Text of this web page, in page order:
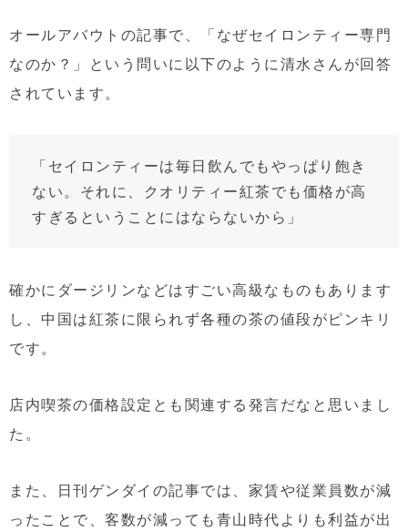
オールアバウトの記事で、「なぜセイロンティー専門
なのか？」という問いに以下のように清水さんが回答
されています。
「セイロンティーは毎日飲んでもやっぱり飽き
ない。それに、クオリティー紅茶でも価格が高
すぎるということにはならないから」
確かにダージリンなどはすごい高級なものもあります
し、中国は紅茶に限られず各種の茶の値段がピンキリ
です。
店内喫茶の価格設定とも関連する発言だなと思いまし
た。
また、日刊ゲンダイの記事では、家賃や従業員数が減
ったことで、客数が減っても青山時代よりも利益が出